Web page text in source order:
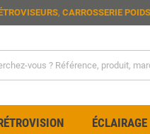
, CARROSSERIE
ÉCLAIRAGE